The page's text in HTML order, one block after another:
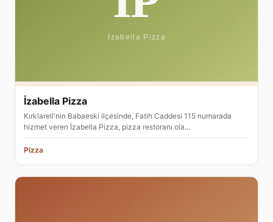
İzabella Pizza
Kırklareli'nin Babaeski ilçesinde, Fatih Caddesi 115 numarada
hizmet veren İzabella Pizza, pizza restoranı ola…
Pizza